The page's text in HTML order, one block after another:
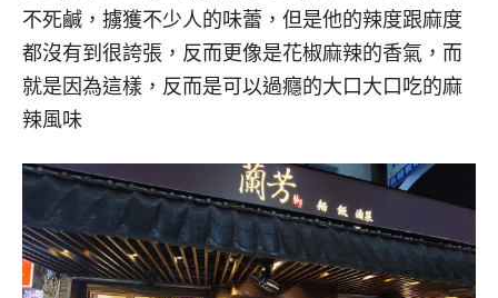
不死鹹，擄獲不少人的味蕾，但是他的辣度跟麻度
都沒有到很誇張，反而更像是花椒麻辣的香氣，而
就是因為這樣，反而是可以過癮的大口大口吃的麻
辣風味